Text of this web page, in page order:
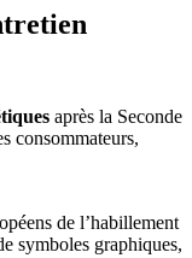
après la Seconde
consommateurs,
de l’habillement
symboles graphiques,